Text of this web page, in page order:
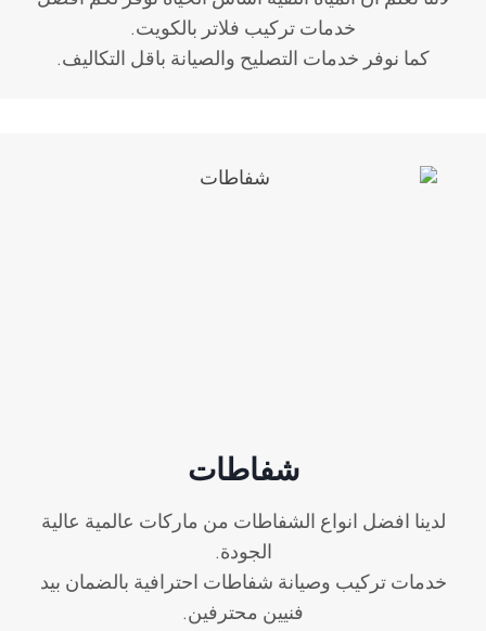
خدمات تركيب فلاتر بالكويت.
كما نوفر خدمات التصليح والصيانة باقل التكاليف.
شفاطات
لدينا افضل انواع الشفاطات من ماركات عالمية عالية
الجودة.
خدمات تركيب وصيانة شفاطات احترافية بالضمان بيد
فنيين محترفين.